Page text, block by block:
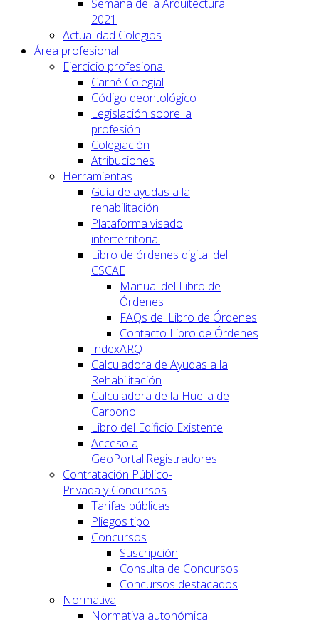
Semana de la Arquitectura
2021
Actualidad Colegios
Área profesional
Ejercicio profesional
Carné Colegial
Código deontológico
Legislación sobre la
profesión
Colegiación
Atribuciones
Herramientas
Guía de ayudas a la
rehabilitación
Plataforma visado
interterritorial
Libro de órdenes digital del
CSCAE
Manual del Libro de
Órdenes
FAQs del Libro de Órdenes
Contacto Libro de Órdenes
IndexARQ
Calculadora de Ayudas a la
Rehabilitación
Calculadora de la Huella de
Carbono
Libro del Edificio Existente
Acceso a
GeoPortal.Registradores
Contratación Público-
Privada y Concursos
Tarifas públicas
Pliegos tipo
Concursos
Suscripción
Consulta de Concursos
Concursos destacados
Normativa
Normativa autonómica